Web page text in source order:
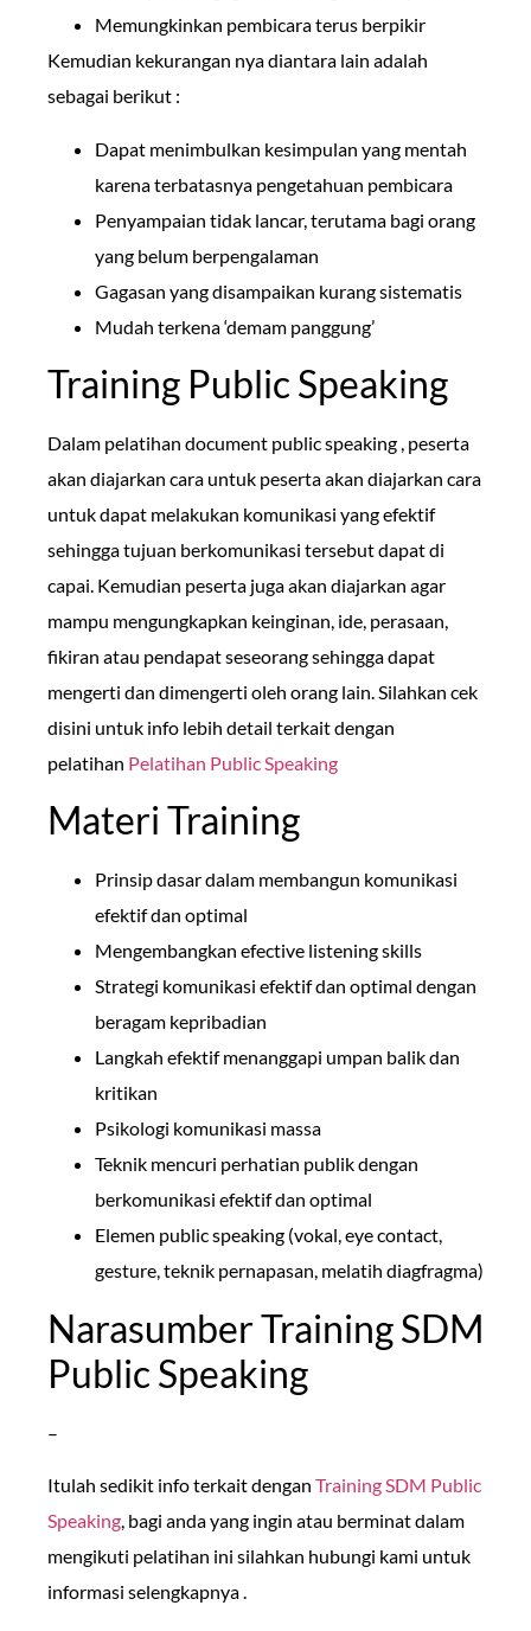
Memungkinkan pembicara terus berpikir
Kemudian kekurangan nya diantara lain adalah
sebagai berikut :
Dapat menimbulkan kesimpulan yang mentah
karena terbatasnya pengetahuan pembicara
Penyampaian tidak lancar, terutama bagi orang
yang belum berpengalaman
Gagasan yang disampaikan kurang sistematis
Mudah terkena ‘demam panggung’
Training Public Speaking
Dalam pelatihan document public speaking , peserta
akan diajarkan cara untuk peserta akan diajarkan cara
untuk dapat melakukan komunikasi yang efektif
sehingga tujuan berkomunikasi tersebut dapat di
capai. Kemudian peserta juga akan diajarkan agar
mampu mengungkapkan keinginan, ide, perasaan,
fikiran atau pendapat seseorang sehingga dapat
mengerti dan dimengerti oleh orang lain. Silahkan cek
disini untuk info lebih detail terkait dengan
pelatihan Pelatihan Public Speaking
Materi Training
Prinsip dasar dalam membangun komunikasi
efektif dan optimal
Mengembangkan efective listening skills
Strategi komunikasi efektif dan optimal dengan
beragam kepribadian
Langkah efektif menanggapi umpan balik dan
kritikan
Psikologi komunikasi massa
Teknik mencuri perhatian publik dengan
berkomunikasi efektif dan optimal
Elemen public speaking (vokal, eye contact,
gesture, teknik pernapasan, melatih diagfragma)
Narasumber Training SDM
Public Speaking
–
Itulah sedikit info terkait dengan Training SDM Public
Speaking, bagi anda yang ingin atau berminat dalam
mengikuti pelatihan ini silahkan hubungi kami untuk
informasi selengkapnya .